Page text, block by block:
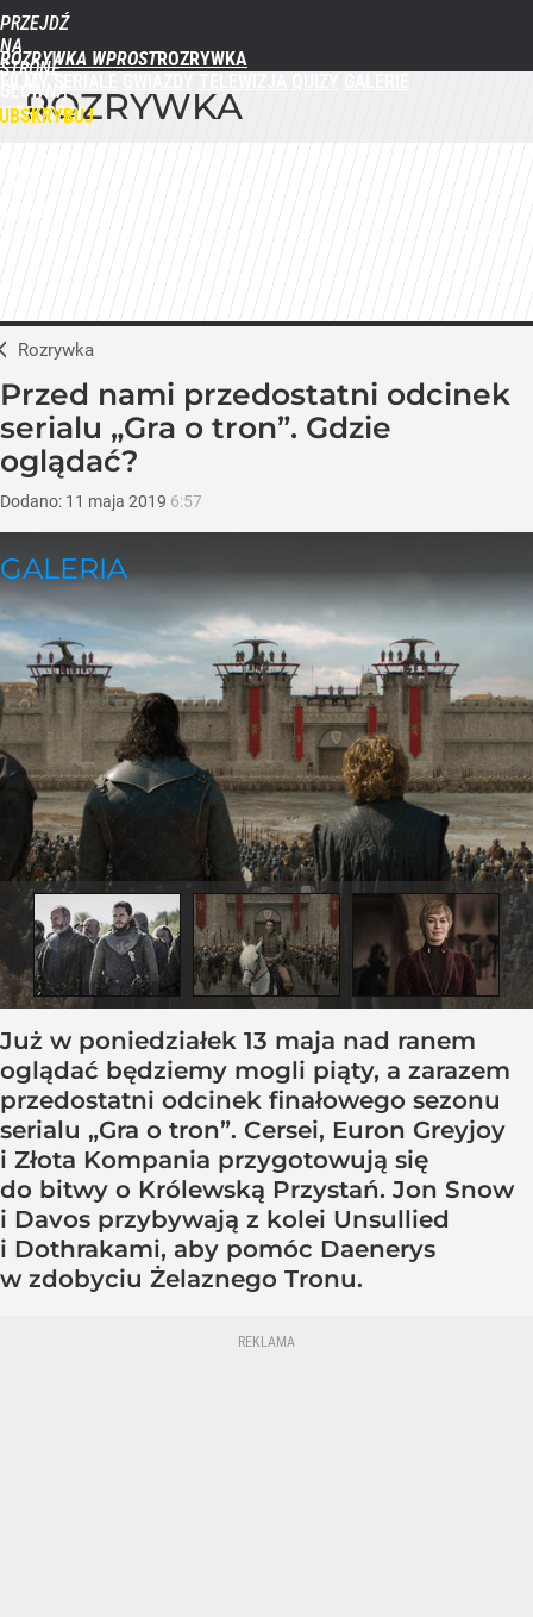
PRZEJDŹ
NA
STRONĘ
GŁÓWNĄ
WPROST.PL
ROZRYWKA WPROST
ROZRYWKA
Rozrywka
Przed nami przedostatni odcinek
serialu „Gra o tron”. Gdzie
oglądać?
Dodano: 11 maja 2019 6:57
Już w poniedziałek 13 maja nad ranem
oglądać będziemy mogli piąty, a zarazem
przedostatni odcinek finałowego sezonu
serialu „Gra o tron”. Cersei, Euron Greyjoy
i Złota Kompania przygotowują się
do bitwy o Królewską Przystań. Jon Snow
i Davos przybywają z kolei Unsullied
i Dothrakami, aby pomóc Daenerys
w zdobyciu Żelaznego Tronu.